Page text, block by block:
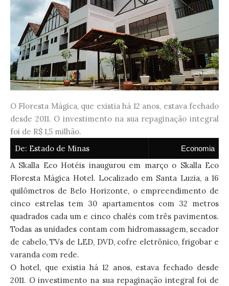
O Floresta Mágica, que existia há 12 anos, estava fechado
desde 2011. O investimento na sua repaginação integral
foi de R$ 1,5 milhão.
De: Estado de Minas Economia
A Skalla Eco Hotéis inaugurou em março o Skalla Eco
Floresta Mágica Hotel. Localizado em Santa Luzia, a 16
quilômetros de Belo Horizonte, o empreendimento de
cinco estrelas tem 30 apartamentos com 32 metros
quadrados cada um e cinco chalés com três pavimentos.
Todas as unidades contam com hidromassagem, secador
de cabelo, TVs de LED, DVD, cofre eletrônico, frigobar e
varanda com rede.
O hotel, que existia há 12 anos, estava fechado desde
2011. O investimento na sua repaginação integral foi de